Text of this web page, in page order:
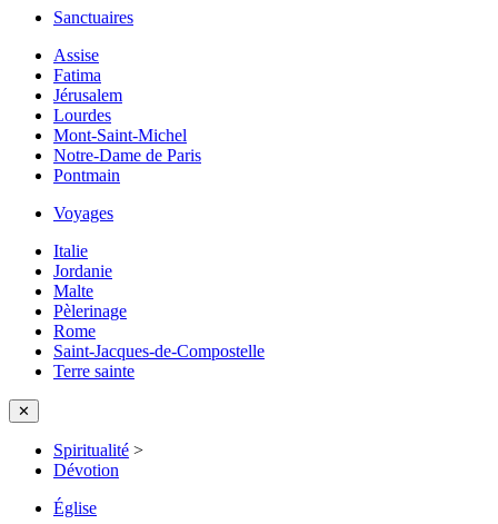
Sanctuaires
Assise
Fatima
Jérusalem
Lourdes
Mont-Saint-Michel
Notre-Dame de Paris
Pontmain
Voyages
Italie
Jordanie
Malte
Pèlerinage
Rome
Saint-Jacques-de-Compostelle
Terre sainte
✕
Spiritualité >
Dévotion
Église